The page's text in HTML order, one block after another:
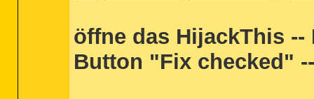
öffne das HijackThis
Button "Fix checked"